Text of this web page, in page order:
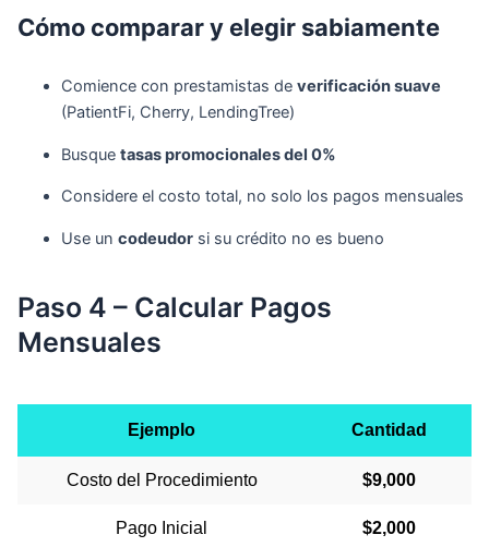
Cómo comparar y elegir sabiamente
Comience con prestamistas de verificación suave
(PatientFi, Cherry, LendingTree)
Busque tasas promocionales del 0%
Considere el costo total, no solo los pagos mensuales
Use un codeudorsi su crédito no es bueno
Paso 4 – Calcular Pagos
Mensuales
Ejemplo Cantidad
Costo del Procedimiento $9,000
Pago Inicial $2,000